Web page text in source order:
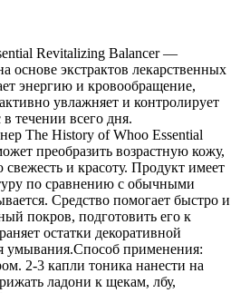
Revitalizing Balancer —
основе экстрактов лекарственных
энергию и кровообращение,
увлажняет и контролирует
течении всего дня.
The History of Whoo Essential
преобразить возрастную кожу,
и красоту. Продукт имеет
по сравнению с обычными
Средство помогает быстро и
покров, подготовить его к
остатки декоративной
умывания.Способ применения:
2-3 капли тоника нанести на
ладони к щекам, лбу,